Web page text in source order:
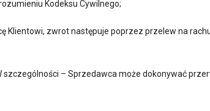
Kodeksu Cywilnego;
Klientowi, zwrot następuje poprzez przelew na
– Sprzedawca może dokonywać